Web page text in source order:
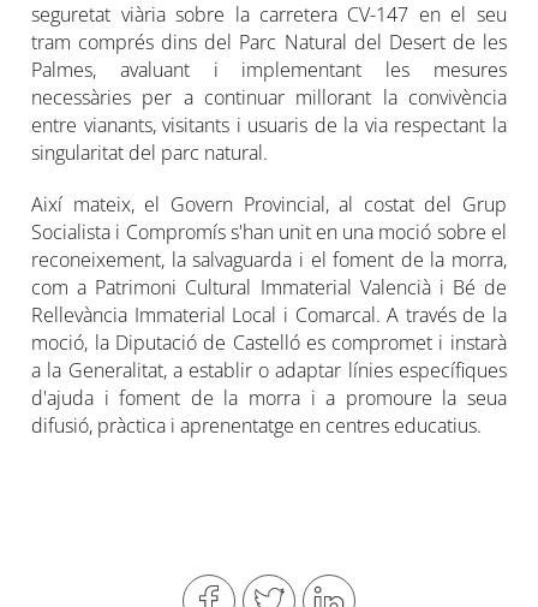
seguretat viària sobre la carretera CV-147 en el seu
tram comprés dins del Parc Natural del Desert de les
Palmes, avaluant i implementant les mesures
necessàries per a continuar millorant la convivència
entre vianants, visitants i usuaris de la via respectant la
singularitat del parc natural.
Així mateix, el Govern Provincial, al costat del Grup
Socialista i Compromís s'han unit en una moció sobre el
reconeixement, la salvaguarda i el foment de la morra,
com a Patrimoni Cultural Immaterial Valencià i Bé de
Rellevància Immaterial Local i Comarcal. A través de la
moció, la Diputació de Castelló es compromet i instarà
a la Generalitat, a establir o adaptar línies específiques
d'ajuda i foment de la morra i a promoure la seua
difusió, pràctica i aprenentatge en centres educatius.